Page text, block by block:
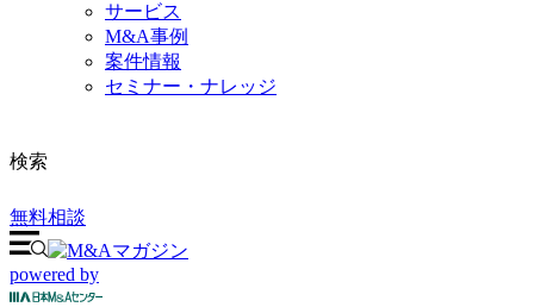
サービス
M&A事例
案件情報
セミナー・ナレッジ
検索
無料相談
powered by